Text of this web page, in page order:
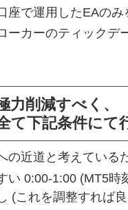
座で運用したEAの
ーカーのティック
力削減すべく、
て下記条件にて
の近道と考えてい
い 0:00-1:00 (MT5時
(これを調整すれば